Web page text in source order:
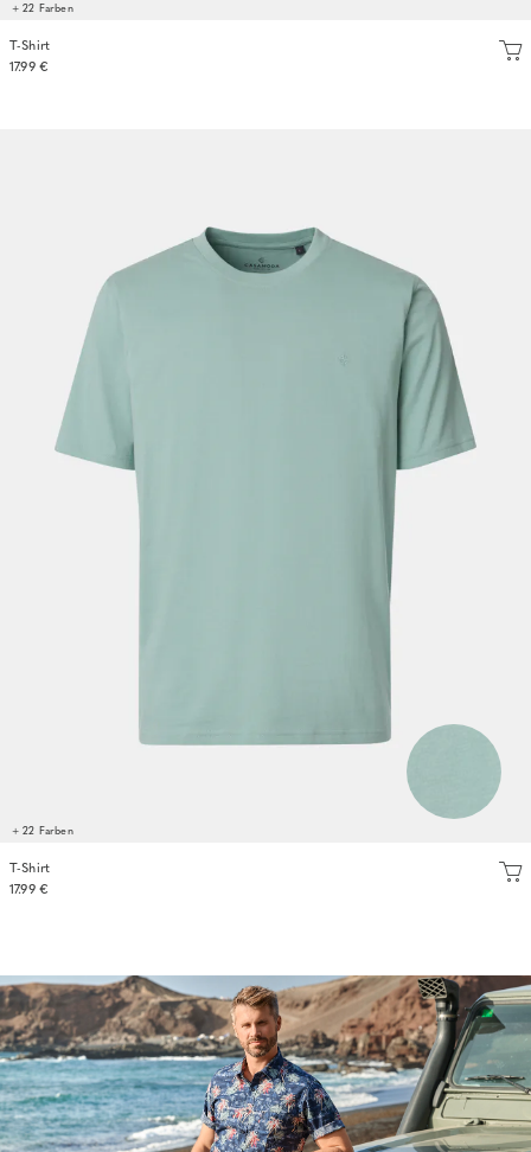
+ 22 Farben
T-Shirt
17.99 €
+ 22 Farben
T-Shirt
17.99 €